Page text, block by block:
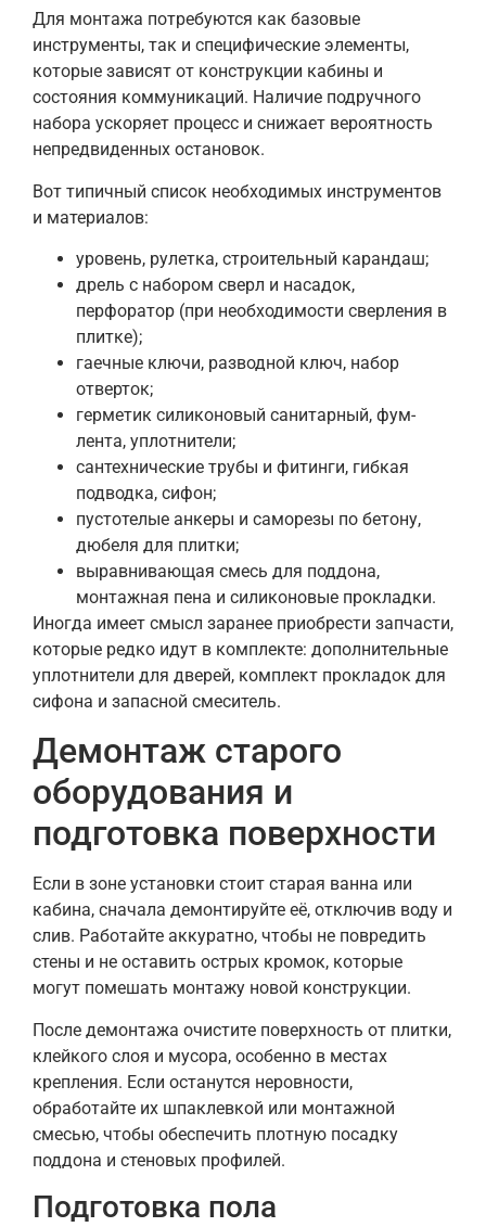
Для монтажа потребуются как базовые
инструменты, так и специфические элементы,
которые зависят от конструкции кабины и
состояния коммуникаций. Наличие подручного
набора ускоряет процесс и снижает вероятность
непредвиденных остановок.
Вот типичный список необходимых инструментов
и материалов:
уровень, рулетка, строительный карандаш;
дрель с набором сверл и насадок,
перфоратор (при необходимости сверления в
плитке);
гаечные ключи, разводной ключ, набор
отверток;
герметик силиконовый санитарный, фум-
лента, уплотнители;
сантехнические трубы и фитинги, гибкая
подводка, сифон;
пустотелые анкеры и саморезы по бетону,
дюбеля для плитки;
выравнивающая смесь для поддона,
монтажная пена и силиконовые прокладки.
Иногда имеет смысл заранее приобрести запчасти,
которые редко идут в комплекте: дополнительные
уплотнители для дверей, комплект прокладок для
сифона и запасной смеситель.
Демонтаж старого
оборудования и
подготовка поверхности
Если в зоне установки стоит старая ванна или
кабина, сначала демонтируйте её, отключив воду и
слив. Работайте аккуратно, чтобы не повредить
стены и не оставить острых кромок, которые
могут помешать монтажу новой конструкции.
После демонтажа очистите поверхность от плитки,
клейкого слоя и мусора, особенно в местах
крепления. Если останутся неровности,
обработайте их шпаклевкой или монтажной
смесью, чтобы обеспечить плотную посадку
поддона и стеновых профилей.
Подготовка пола